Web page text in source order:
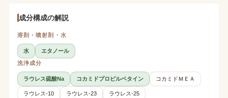
成分構成の解説
溶剤・噴射剤・水
水
エタノール
洗浄成分
ラウレス硫酸Na コカミドプロピルベタイン コカミドＭＥＡ
ラウレス-10 ラウレス-23 ラウレス-25